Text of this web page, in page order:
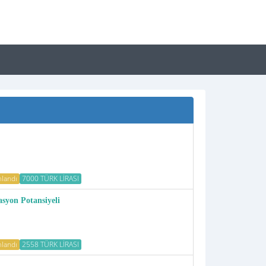
7000 TÜRK LİRASI
Potansiyeli
2558 TÜRK LİRASI